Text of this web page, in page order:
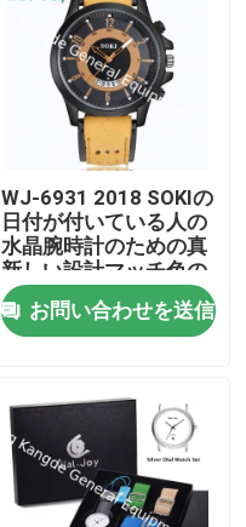
WJ-6931 2018 SOKIの
日付が付いている人の
水晶腕時計のための真
新しい設計マッチ色の
革腕時計
お問い合わせを送信